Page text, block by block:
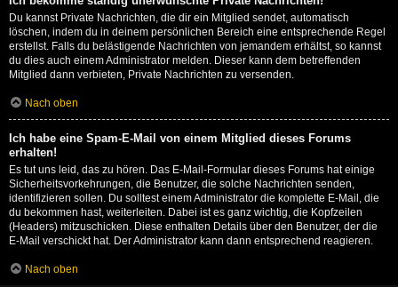
Du kannst Private Nachrichten, die dir ein Mitglied sendet, automatisch
löschen, indem du in deinem persönlichen Bereich eine entsprechende Regel
erstellst. Falls du belästigende Nachrichten von jemandem erhältst, so kannst
du dies auch einem Administrator melden. Dieser kann dem betreffenden
Mitglied dann verbieten, Private Nachrichten zu versenden.
Nach oben
Ich habe eine Spam-E-Mail von einem Mitglied dieses Forums
erhalten!
Es tut uns leid, das zu hören. Das E-Mail-Formular dieses Forums hat einige
Sicherheitsvorkehrungen, die Benutzer, die solche Nachrichten senden,
identifizieren sollen. Du solltest einem Administrator die komplette E-Mail, die
du bekommen hast, weiterleiten. Dabei ist es ganz wichtig, die Kopfzeilen
(Headers) mitzuschicken. Diese enthalten Details über den Benutzer, der die
E-Mail verschickt hat. Der Administrator kann dann entsprechend reagieren.
Nach oben